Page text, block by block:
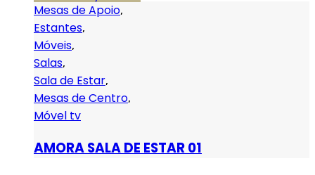
Mesas de Apoio,
Estantes,
Móveis,
Salas,
Sala de Estar,
Mesas de Centro,
Móvel tv
AMORA SALA DE ESTAR 01